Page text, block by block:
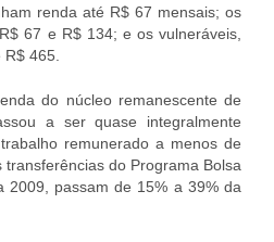
renda até R$ 67 mensais; os
67 e R$ 134; e os vulneráveis,
465.
do núcleo remanescente de
a ser quase integralmente
remunerado a menos de
do Programa Bolsa
2009, passam de 15% a 39% da